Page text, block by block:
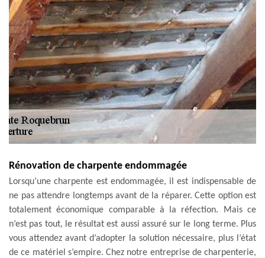
Rénovation de charpente endommagée
Lorsqu’une charpente est endommagée, il est indispensable de
ne pas attendre longtemps avant de la réparer. Cette option est
totalement économique comparable à la réfection. Mais ce
n’est pas tout, le résultat est aussi assuré sur le long terme. Plus
vous attendez avant d’adopter la solution nécessaire, plus l’état
de ce matériel s’empire. Chez notre entreprise de charpenterie,